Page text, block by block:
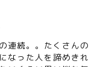
連続。。たくさんの
なった人を諦めきれ